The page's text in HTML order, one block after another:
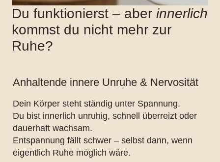
Du funktionierst – aber innerlich
kommst du nicht mehr zur
Ruhe?
Anhaltende innere Unruhe & Nervosität
Dein Körper steht ständig unter Spannung.
Du bist innerlich unruhig, schnell überreizt oder
dauerhaft wachsam.
Entspannung fällt schwer – selbst dann, wenn
eigentlich Ruhe möglich wäre.